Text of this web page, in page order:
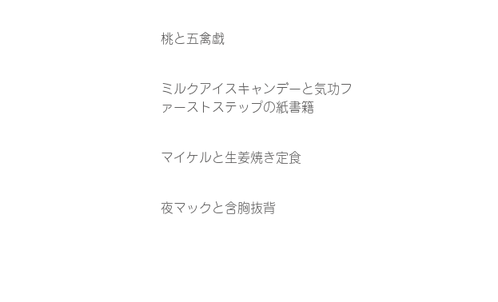
桃と五禽戯
ミルクアイスキャンデーと気功フ
ァーストステップの紙書籍
マイケルと生姜焼き定食
夜マックと含胸抜背